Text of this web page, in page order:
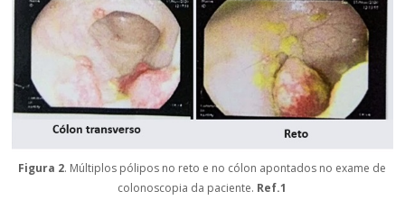
Figura 2. Múltiplos pólipos no reto e no cólon apontados no exame de
colonoscopia da paciente. Ref.1